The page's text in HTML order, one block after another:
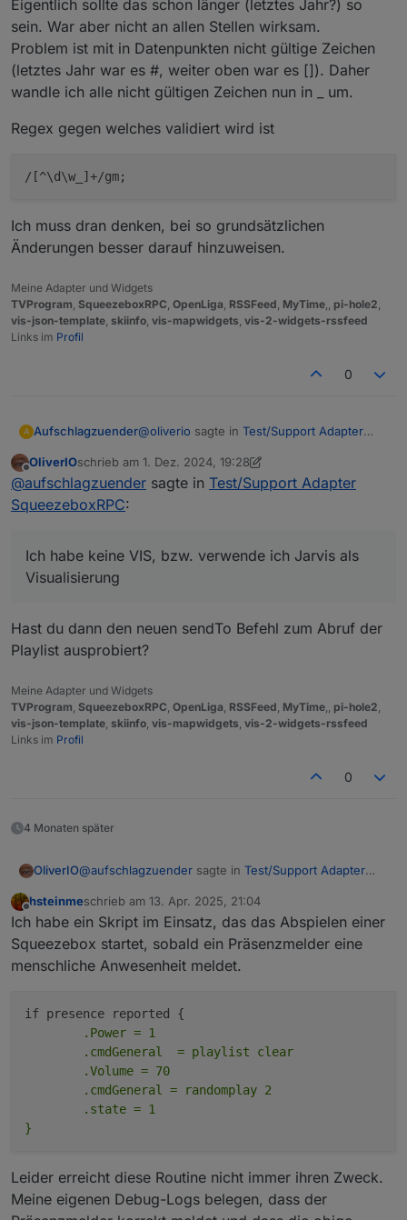
Dann das playlist Widget platzieren
und die widget id des Player Widgets
dort auswählen
Dann müsste die playlist angezeigt
werden
den Fehler gefunden.
So wie es aussieht hat der Adapter neue
Ordner für die einzelnen Player angelegt.
Wenn ich dann im falschen Ordner/Player
arbeite ist es auch kein Wunder das nichts
funktioniert.
Das muss passiert sein als ich die v1.5.1
Die Player/Ordner Namen werden jetzt alle
mit Unterstrichen satt Leerzeichen
geschrieben.
@oliverio
Hast Du das bewusst angepasst?
Möchte ungerne meine Scripte alle
anpassen und dann kommt mit dem
nächsten Update die alte Schreibweise
Playlist ID.
Das Widget kann ich nicht ausprobieren.
Ich habe keine VIS, bzw. verwende ich
Eigentlich sollte das schon länger (letztes Jahr?) so
sein. War aber nicht an allen Stellen wirksam.
Problem ist mit in Datenpunkten nicht gültige Zeichen
(letztes Jahr war es #, weiter oben war es []). Daher
wandle ich alle nicht gültigen Zeichen nun in _ um.
Regex gegen welches validiert wird ist
/[^\d\w_]+/gm;
Ich muss dran denken, bei so grundsätzlichen
Änderungen besser darauf hinzuweisen.
Meine Adapter und Widgets
TVProgram, SqueezeboxRPC, OpenLiga, RSSFeed, MyTime,, pi-hole2,
vis-json-template, skiinfo, vis-mapwidgets, vis-2-widgets-rssfeed
Links im Profil
0
A Aufschlagzuender@oliverio sagte in Test/Support Adapter
Sieht eigentlich gut aus.
Dann das playlist Widget platzieren
und die widget id des Player Widgets
den Fehler gefunden.
So wie es aussieht hat der Adapter neue
Ordner für die einzelnen Player angelegt.
Das muss passiert sein als ich die v1.5.1
installiert habe.
zurück.
Jarvis als Visualisierung.
Offline
OliverIOschrieb am 1. Dez. 2024, 19:28
zuletzt editiert von OliverIO12. Jan. 2024, 20:28
@aufschlagzuender sagte in Test/Support Adapter
SqueezeboxRPC:
Ich habe keine VIS, bzw. verwende ich Jarvis als
Visualisierung
Hast du dann den neuen sendTo Befehl zum Abruf der
Playlist ausprobiert?
Meine Adapter und Widgets
TVProgram, SqueezeboxRPC, OpenLiga, RSSFeed, MyTime,, pi-hole2,
vis-json-template, skiinfo, vis-mapwidgets, vis-2-widgets-rssfeed
Links im Profil
0
4 Monaten später
OliverIO@aufschlagzuender sagte in Test/Support Adapter
Ich habe keine VIS, bzw. verwende ich Jarvis als
Visualisierung
Hast du dann den neuen sendTo Befehl zum Abruf
der Playlist ausprobiert?
Offline
hsteinmeschrieb am 13. Apr. 2025, 21:04
zuletzt editiert von
Ich habe ein Skript im Einsatz, das das Abspielen einer
Squeezebox startet, sobald ein Präsenzmelder eine
menschliche Anwesenheit meldet.
Leider erreicht diese Routine nicht immer ihren Zweck.
Meine eigenen Debug-Logs belegen, dass der